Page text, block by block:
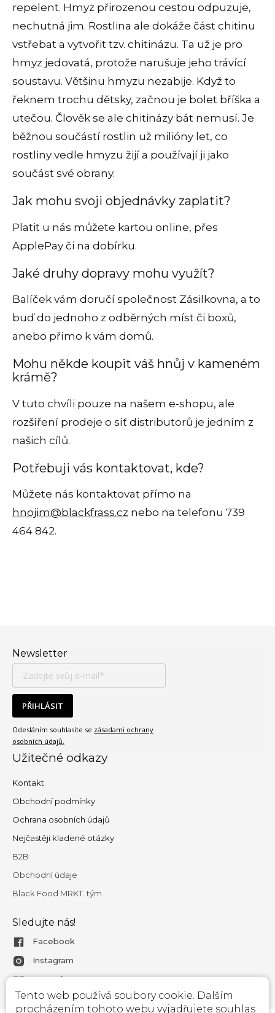
Tento web používá soubory cookie. Dalším
procházením tohoto webu vyjadřujete souhlas
repelent. Hmyz přirozenou cestou odpuzuje,
nechutná jim. Rostlina ale dokáže část chitinu
vstřebat a vytvořit tzv. chitinázu. Ta už je pro
hmyz jedovatá, protože narušuje jeho trávící
soustavu. Většinu hmyzu nezabije. Když to
řeknem trochu dětsky, začnou je bolet bříška a
utečou. Člověk se ale chitinázy bát nemusí. Je
běžnou součástí rostlin už milióny let, co
rostliny vedle hmyzu žijí a používají ji jako
součást své obrany.
Jak mohu svoji objednávky zaplatit?
Platit u nás můžete kartou online, přes
ApplePay či na dobírku.
Jaké druhy dopravy mohu využít?
Balíček vám doručí společnost Zásilkovna, a to
buď do jednoho z odběrných míst či boxů,
anebo přímo k vám domů.
Mohu někde koupit váš hnůj v kameném
krámě?
V tuto chvíli pouze na našem e-shopu, ale
rozšíření prodeje o síť distributorů je jedním z
našich cílů.
Potřebuji vás kontaktovat, kde?
Můžete nás kontaktovat přímo na
hnojim@blackfrass.cz nebo na telefonu 739
464 842.
Newsletter
PŘIHLÁSIT
Odesláním souhlasíte se zásadami ochrany
osobních údajů.
Užitečné odkazy
Kontakt
Obchodní podmínky
Ochrana osobních údajů
Nejčastěji kladené otázky
B2B
Obchodní údaje
Black Food MRKT. tým
Sledujte nás!
Facebook
Instagram
Magazín